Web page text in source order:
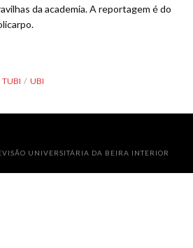
da academia. A reportagem é do
TUBI UBI
UNIVERSITÁRIA DA BEIRA INTERIOR